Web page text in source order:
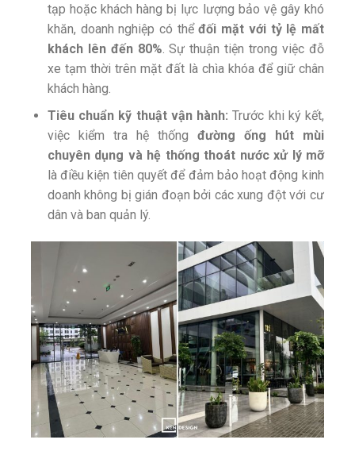
tạp hoặc khách hàng bị lực lượng bảo vệ gây khó
khăn, doanh nghiệp có thểđối mặt với tỷ lệ mất
khách lên đến 80% . Sự thuận tiện trong việc đỗ
xe tạm thời trên mặt đất là chìa khóa để giữ chân
khách hàng.
Tiêu chuẩn kỹ thuật vận hành: Trước khi ký kết,
việc kiểm tra hệ thống đường ống hút mùi
chuyên dụng và hệ thống thoát nước xử lý mỡ
là điều kiện tiên quyết để đảm bảo hoạt động kinh
doanh không bị gián đoạn bởi các xung đột với cư
dân và ban quản lý.